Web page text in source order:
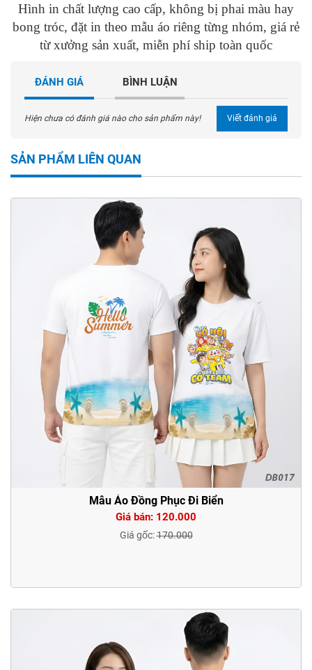
Hình in chất lượng cao cấp, không bị phai màu hay
bong tróc, đặt in theo mẫu áo riêng từng nhóm, giá rẻ
từ xưởng sản xuất, miễn phí ship toàn quốc
ĐÁNH GIÁ BÌNH LUẬN
Hiện chưa có đánh giá nào cho sản phẩm này! Viết đánh giá
SẢN PHẨM LIÊN QUAN
Mẫu Áo Đồng Phục Đi Biển
Giá bán: 120.000
Giá gốc:170.000